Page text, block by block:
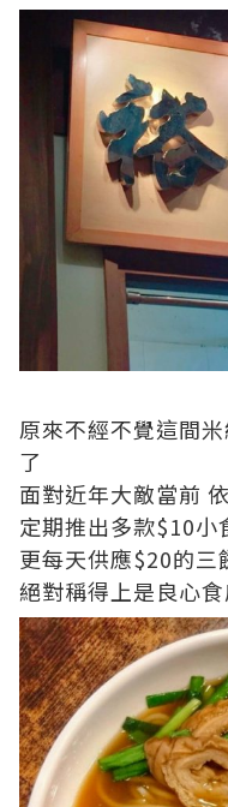
原來不經不覺這間
了
面對近年大敵當前
定期推出多款$10小
更每天供應$20的
絕對稱得上是良心